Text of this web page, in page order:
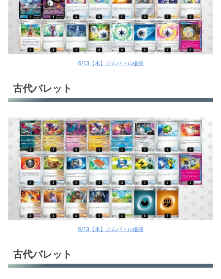
6/13【木】ジムバトル優勝
古代バレット
6/13【木】ジムバトル優勝
古代バレット